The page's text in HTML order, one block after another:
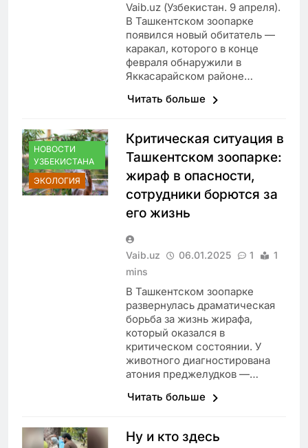
Vaib.uz (Узбекистан. 9 апреля).
В Ташкентском зоопарке
появился новый обитатель —
каракал, которого в конце
февраля обнаружили в
Яккасарайском районе…
Читать больше
НОВОСТИ
УЗБЕКИСТАНА
ЭКОЛОГИЯ
Критическая ситуация в
Ташкентском зоопарке:
жираф в опасности,
сотрудники борются за
его жизнь
Vaib.uz 06.01.2025 1
1
mins
В Ташкентском зоопарке
развернулась драматическая
борьба за жизнь жирафа,
который оказался в
критическом состоянии. У
животного диагностирована
атония преджелудков —…
Читать больше
Ну и кто здесь